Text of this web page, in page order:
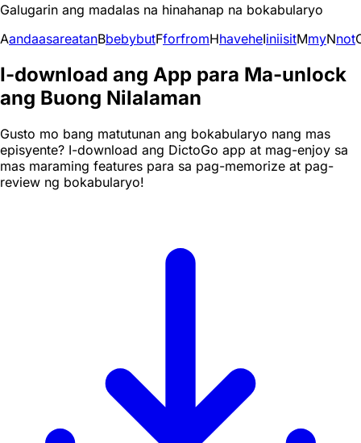
Galugarin ang madalas na hinahanap na bokabularyo
AandaasareatanBbebybutFforfromHhaveheIiniisitMmyNnot
I-download ang App para Ma-unlock
ang Buong Nilalaman
Gusto mo bang matutunan ang bokabularyo nang mas
episyente? I-download ang DictoGo app at mag-enjoy sa
mas maraming features para sa pag-memorize at pag-
review ng bokabularyo!